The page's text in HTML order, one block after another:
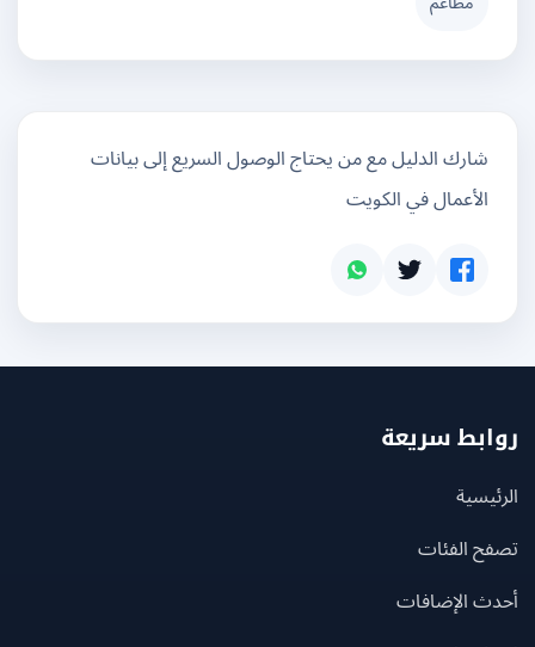
شارك الدليل مع من يحتاج الوصول السريع إلى بيانات
الأعمال في الكويت
سريعة
الفئات
الإضافات